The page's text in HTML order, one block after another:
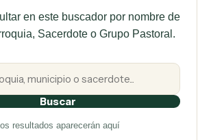
en este buscador por nombre de
Sacerdote o Grupo Pastoral.
Buscar
resultados aparecerán aquí